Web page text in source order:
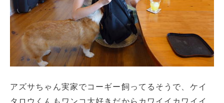
アズサちゃん実家でコーギー飼ってるそうで、ケイ
タロウくんもワンコ大好きだからカワイイカワイイ